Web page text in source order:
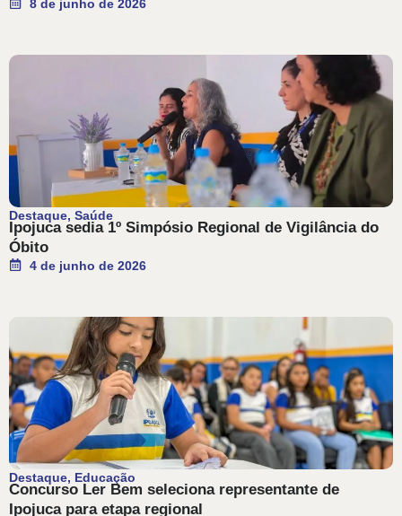
8 de junho de 2026
Destaque, Saúde
Ipojuca sedia 1º Simpósio Regional de Vigilância do
Óbito
4 de junho de 2026
Destaque, Educação
Concurso Ler Bem seleciona representante de
Ipojuca para etapa regional